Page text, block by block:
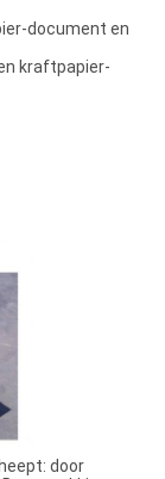
document en
kraftpapier-
door